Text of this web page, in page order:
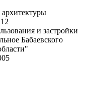
архитектуры
и застройки
Бабаевского